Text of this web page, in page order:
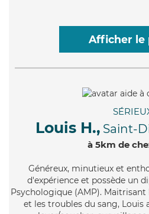
Afficher le
Louis H., Saint-
à 5km de
Généreux, minutieux et
d'expérience et possède un
Psychologique (AMP).
et les troubles du sang, Louis